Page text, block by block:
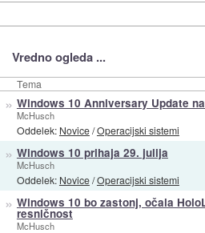
Vredno ogleda ...
Tema
» Windows 10 Anniversary Update
McHusch
Oddelek: Novice/Operacijski sistemi
» Windows 10 prihaja 29. julija
McHusch
Oddelek: Novice/Operacijski sistemi
» Windows 10 bo zastonj, očala
resničnost
McHusch